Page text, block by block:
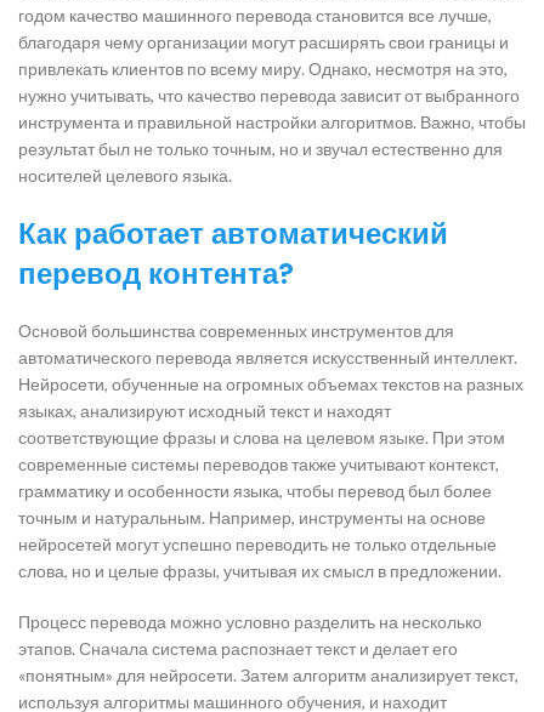
годом качество машинного перевода становится все лучше,
благодаря чему организации могут расширять свои границы и
привлекать клиентов по всему миру. Однако, несмотря на это,
нужно учитывать, что качество перевода зависит от выбранного
инструмента и правильной настройки алгоритмов. Важно, чтобы
результат был не только точным, но и звучал естественно для
носителей целевого языка.
Как работает автоматический
перевод контента?
Основой большинства современных инструментов для
автоматического перевода является искусственный интеллект.
Нейросети, обученные на огромных объемах текстов на разных
языках, анализируют исходный текст и находят
соответствующие фразы и слова на целевом языке. При этом
современные системы переводов также учитывают контекст,
грамматику и особенности языка, чтобы перевод был более
точным и натуральным. Например, инструменты на основе
нейросетей могут успешно переводить не только отдельные
слова, но и целые фразы, учитывая их смысл в предложении.
Процесс перевода можно условно разделить на несколько
этапов. Сначала система распознает текст и делает его
«понятным» для нейросети. Затем алгоритм анализирует текст,
используя алгоритмы машинного обучения, и находит